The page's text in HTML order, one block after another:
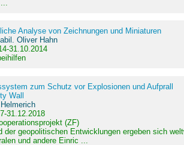
Analyse von Zeichnungen und Miniaturen
Oliver Hahn
31.10.2014
zum Schutz vor Explosionen und Aufprall
Wall
31.12.2018
(ZF)
der geopolitischen Entwicklungen ergeben sich
und andere Einric ...